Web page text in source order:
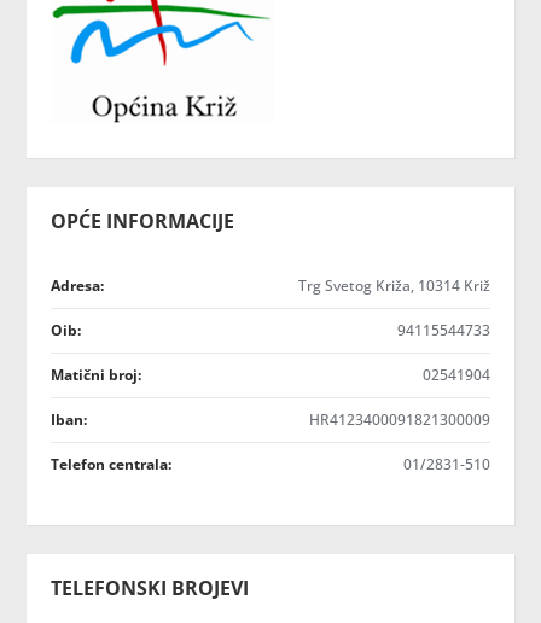
OPĆE INFORMACIJE
Adresa: Trg Svetog Križa, 10314 Križ
Oib: 94115544733
Matični broj: 02541904
Iban: HR4123400091821300009
Telefon centrala: 01/2831-510
TELEFONSKI BROJEVI